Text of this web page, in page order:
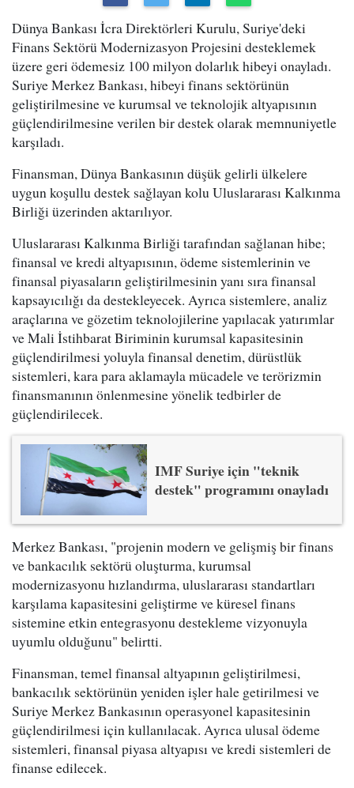
Dünya Bankası İcra Direktörleri Kurulu, Suriye'deki
Finans Sektörü Modernizasyon Projesini desteklemek
üzere geri ödemesiz 100 milyon dolarlık hibeyi onayladı.
Suriye Merkez Bankası, hibeyi finans sektörünün
geliştirilmesine ve kurumsal ve teknolojik altyapısının
güçlendirilmesine verilen bir destek olarak memnuniyetle
karşıladı.
Finansman, Dünya Bankasının düşük gelirli ülkelere
uygun koşullu destek sağlayan kolu Uluslararası Kalkınma
Birliği üzerinden aktarılıyor.
Uluslararası Kalkınma Birliği tarafından sağlanan hibe;
finansal ve kredi altyapısının, ödeme sistemlerinin ve
finansal piyasaların geliştirilmesinin yanı sıra finansal
kapsayıcılığı da destekleyecek. Ayrıca sistemlere, analiz
araçlarına ve gözetim teknolojilerine yapılacak yatırımlar
ve Mali İstihbarat Biriminin kurumsal kapasitesinin
güçlendirilmesi yoluyla finansal denetim, dürüstlük
sistemleri, kara para aklamayla mücadele ve terörizmin
finansmanının önlenmesine yönelik tedbirler de
güçlendirilecek.
IMF Suriye için "teknik
destek" programını onayladı
Merkez Bankası, "projenin modern ve gelişmiş bir finans
ve bankacılık sektörü oluşturma, kurumsal
modernizasyonu hızlandırma, uluslararası standartları
karşılama kapasitesini geliştirme ve küresel finans
sistemine etkin entegrasyonu destekleme vizyonuyla
uyumlu olduğunu" belirtti.
Finansman, temel finansal altyapının geliştirilmesi,
bankacılık sektörünün yeniden işler hale getirilmesi ve
Suriye Merkez Bankasının operasyonel kapasitesinin
güçlendirilmesi için kullanılacak. Ayrıca ulusal ödeme
sistemleri, finansal piyasa altyapısı ve kredi sistemleri de
finanse edilecek.